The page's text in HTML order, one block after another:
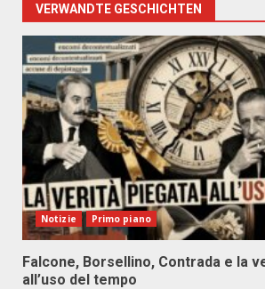
VERWANDTE GESCHICHTEN
Notizie Primo piano
Falcone, Borsellino, Contrada e la
all’uso del tempo